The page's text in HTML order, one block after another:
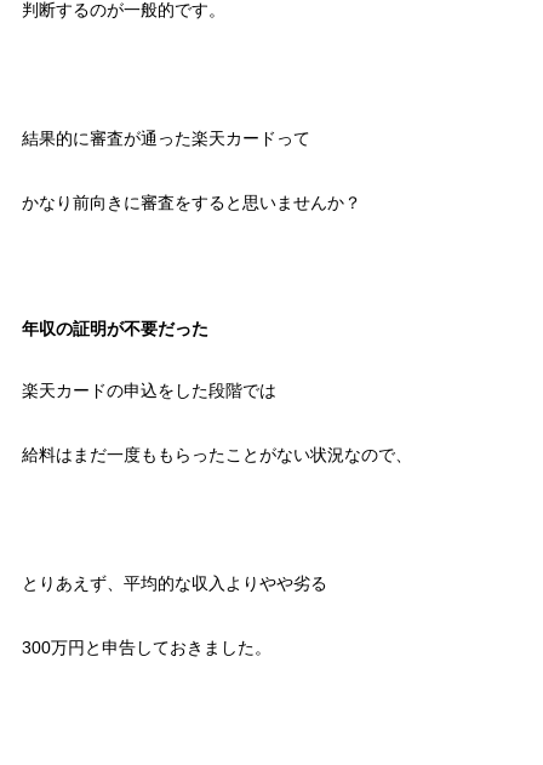
判断するのが一般的です。
結果的に審査が通った楽天カードって
かなり前向きに審査をすると思いませんか？
年収の証明が不要だった
楽天カードの申込をした段階では
給料はまだ一度ももらったことがない状況なので、
とりあえず、平均的な収入よりやや劣る
300万円と申告しておきました。